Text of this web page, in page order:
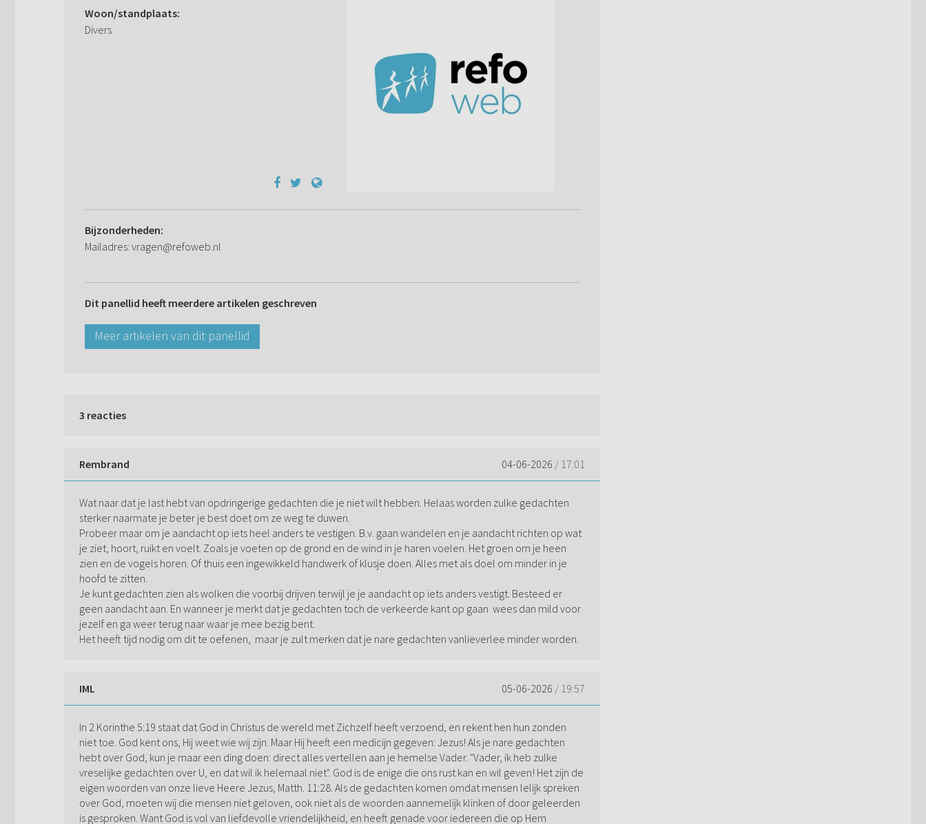
Woon/standplaats:
Divers
Bijzonderheden:
Mailadres: vragen@refoweb.nl
Dit panellid heeft meerdere artikelen geschreven
Meer artikelen van dit panellid
3 reacties
Rembrand 04-06-2026 / 17:01
Wat naar dat je last hebt van opdringerige gedachten die je niet wilt hebben. Helaas worden zulke gedachten
sterker naarmate je beter je best doet om ze weg te duwen.
Probeer maar om je aandacht op iets heel anders te vestigen. B.v. gaan wandelen en je aandacht richten op wat
je ziet, hoort, ruikt en voelt. Zoals je voeten op de grond en de wind in je haren voelen. Het groen om je heen
zien en de vogels horen. Of thuis een ingewikkeld handwerk of klusje doen. Alles met als doel om minder in je
hoofd te zitten.
Je kunt gedachten zien als wolken die voorbij drijven terwijl je je aandacht op iets anders vestigt. Besteed er
geen aandacht aan. En wanneer je merkt dat je gedachten toch de verkeerde kant op gaan wees dan mild voor
jezelf en ga weer terug naar waar je mee bezig bent.
Het heeft tijd nodig om dit te oefenen, maar je zult merken dat je nare gedachten vanlieverlee minder worden.
IML 05-06-2026 / 19:57
In 2 Korinthe 5:19 staat dat God in Christus de wereld met Zichzelf heeft verzoend, en rekent hen hun zonden
niet toe. God kent ons, Hij weet wie wij zijn. Maar Hij heeft een medicijn gegeven: Jezus! Als je nare gedachten
hebt over God, kun je maar een ding doen: direct alles vertellen aan je hemelse Vader. "Vader, ik heb zulke
vreselijke gedachten over U, en dat wil ik helemaal niet". God is de enige die ons rust kan en wil geven! Het zijn de
eigen woorden van onze lieve Heere Jezus, Matth. 11:28. Als de gedachten komen omdat mensen lelijk spreken
over God, moeten wij die mensen niet geloven, ook niet als de woorden aannemelijk klinken of door geleerden
is gesproken. Want God is vol van liefdevolle vriendelijkheid, en heeft genade voor iedereen die op Hem